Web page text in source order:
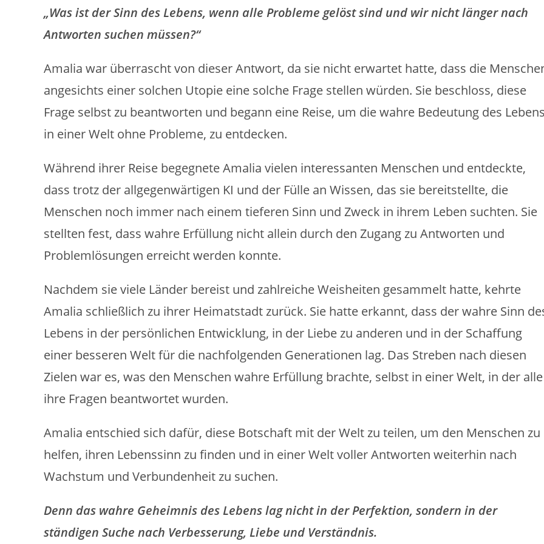
„Was ist der Sinn des Lebens, wenn alle Probleme gelöst sind und wir nicht länger nach
Antworten suchen müssen?“
Amalia war überrascht von dieser Antwort, da sie nicht erwartet hatte, dass die
angesichts einer solchen Utopie eine solche Frage stellen würden. Sie beschloss, diese
Frage selbst zu beantworten und begann eine Reise, um die wahre Bedeutung des
in einer Welt ohne Probleme, zu entdecken.
Während ihrer Reise begegnete Amalia vielen interessanten Menschen und entdeckte,
dass trotz der allgegenwärtigen KI und der Fülle an Wissen, das sie bereitstellte, die
Menschen noch immer nach einem tieferen Sinn und Zweck in ihrem Leben suchten. Sie
stellten fest, dass wahre Erfüllung nicht allein durch den Zugang zu Antworten und
Problemlösungen erreicht werden konnte.
Nachdem sie viele Länder bereist und zahlreiche Weisheiten gesammelt hatte, kehrte
Amalia schließlich zu ihrer Heimatstadt zurück. Sie hatte erkannt, dass der wahre Sinn
Lebens in der persönlichen Entwicklung, in der Liebe zu anderen und in der Schaffung
einer besseren Welt für die nachfolgenden Generationen lag. Das Streben nach diesen
Zielen war es, was den Menschen wahre Erfüllung brachte, selbst in einer Welt, in der alle
ihre Fragen beantwortet wurden.
Amalia entschied sich dafür, diese Botschaft mit der Welt zu teilen, um den Menschen zu
helfen, ihren Lebenssinn zu finden und in einer Welt voller Antworten weiterhin nach
Wachstum und Verbundenheit zu suchen.
Denn das wahre Geheimnis des Lebens lag nicht in der Perfektion, sondern in der
ständigen Suche nach Verbesserung, Liebe und Verständnis.